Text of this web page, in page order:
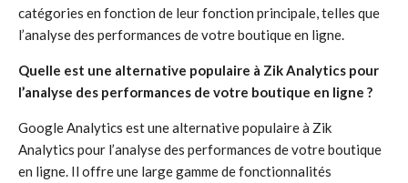
catégories en fonction de leur fonction principale, telles que
l’analyse des performances de votre boutique en ligne.
Quelle est une alternative populaire à Zik Analytics pour
l’analyse des performances de votre boutique en ligne ?
Google Analytics est une alternative populaire à Zik
Analytics pour l’analyse des performances de votre boutique
en ligne. Il offre une large gamme de fonctionnalités